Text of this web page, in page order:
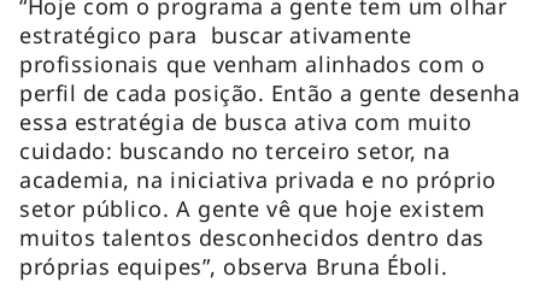
estratégico para buscar ativamente
profissionais que venham alinhados com o
perfil de cada posição. Então a gente desenha
essa estratégia de busca ativa com muito
cuidado: buscando no terceiro setor, na
academia, na iniciativa privada e no próprio
setor público. A gente vê que hoje existem
muitos talentos desconhecidos dentro das
próprias equipes”, observa Bruna Éboli.